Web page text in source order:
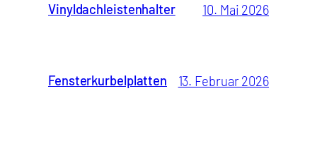
Vinyldachleistenhalter 10. Mai 2026
Fensterkurbelplatten 13. Februar 2026